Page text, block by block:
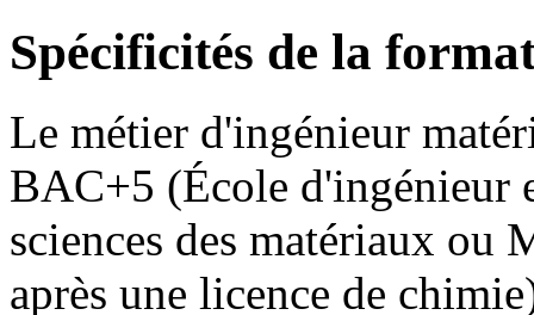
Spécificités de la
Le métier d'ingénieur
BAC+5 (École d'ingénieur
sciences des matériaux ou
après une licence de